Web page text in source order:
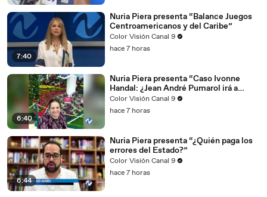
7:40
Nuria Piera presenta “Balance Juegos
Centroamericanos y del Caribe”
Color Visión Canal 9
hace 7 horas
6:40
Nuria Piera presenta “Caso Ivonne
Handal: ¿Jean André Pumarol irá a
juicio o mantendrá inimputabilidad?”
Color Visión Canal 9
hace 7 horas
6:44
Nuria Piera presenta “¿Quién paga los
errores del Estado?”
Color Visión Canal 9
hace 7 horas